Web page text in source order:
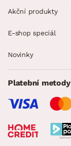
Akční produkty
E-shop speciál
Novinky
Platební metody